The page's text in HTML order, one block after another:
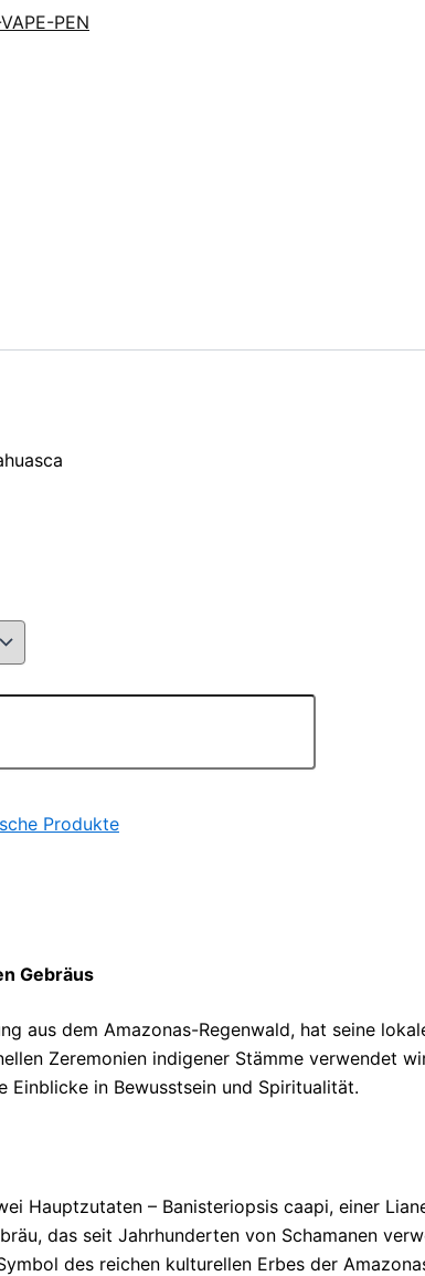
PEN
Produkte
Gebräus
aus dem Amazonas-Regenwald, hat seine
Zeremonien indigener Stämme verwendet
in Bewusstsein und Spiritualität.
Hauptzutaten – Banisteriopsis caapi, einer
das seit Jahrhunderten von Schamanen
des reichen kulturellen Erbes der